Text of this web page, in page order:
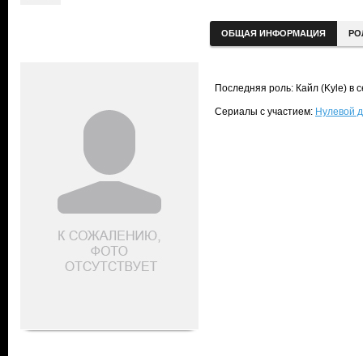
ОБЩАЯ ИНФОРМАЦИЯ
Последняя роль: Кайл (Kyle) в
Сериалы с участием: Нулевой